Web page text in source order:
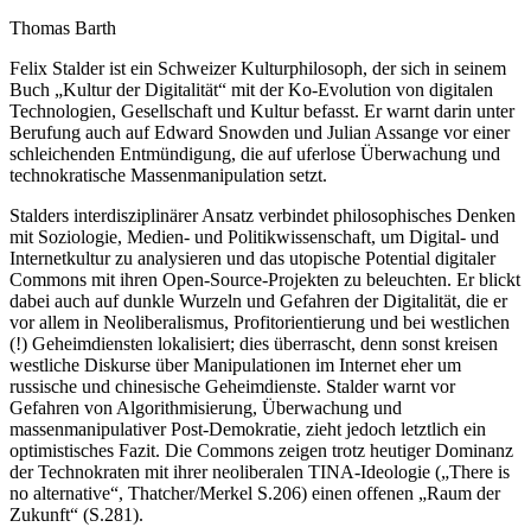
Thomas Barth
Felix Stalder ist ein Schweizer Kulturphilosoph, der sich in seinem
Buch „Kultur der Digitalität“ mit der Ko-Evolution von digitalen
Technologien, Gesellschaft und Kultur befasst. Er warnt darin unter
Berufung auch auf Edward Snowden und Julian Assange vor einer
schleichenden Entmündigung, die auf uferlose Überwachung und
technokratische Massenmanipulation setzt.
Stalders interdisziplinärer Ansatz verbindet philosophisches Denken
mit Soziologie, Medien- und Politikwissenschaft, um Digital- und
Internetkultur zu analysieren und das utopische Potential digitaler
Commons mit ihren Open-Source-Projekten zu beleuchten. Er blickt
dabei auch auf dunkle Wurzeln und Gefahren der Digitalität, die er
vor allem in Neoliberalismus, Profitorientierung und bei westlichen
(!) Geheimdiensten lokalisiert; dies überrascht, denn sonst kreisen
westliche Diskurse über Manipulationen im Internet eher um
russische und chinesische Geheimdienste. Stalder warnt vor
Gefahren von Algorithmisierung, Überwachung und
massenmanipulativer Post-Demokratie, zieht jedoch letztlich ein
optimistisches Fazit. Die Commons zeigen trotz heutiger Dominanz
der Technokraten mit ihrer neoliberalen TINA-Ideologie („There is
no alternative“, Thatcher/Merkel S.206) einen offenen „Raum der
Zukunft“ (S.281).